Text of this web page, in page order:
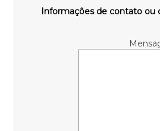
Informações de contato ou